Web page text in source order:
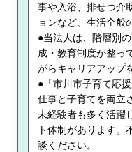
事や入浴、排せつ介
ョンなど、生活全般
●当法人は、階層別
成・教育制度が整っ
がらキャリアアップ
●「市川市子育て応
仕事と子育てを両立
未経験者も多く活躍
ト体制があります。
談ください。